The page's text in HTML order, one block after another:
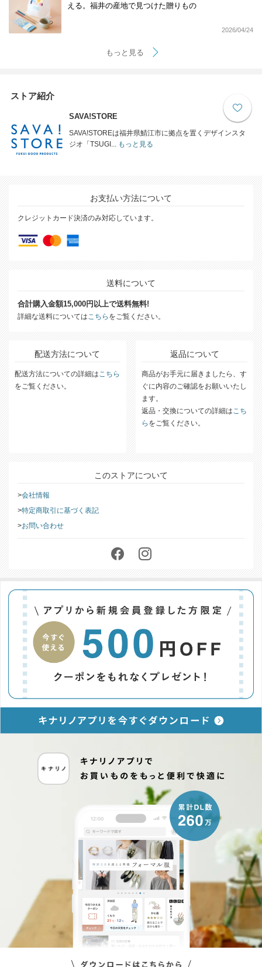
える。福井の産地で見つけた贈りもの
2026/04/24
もっと見る
ストア紹介
SAVA!STORE
SAVA!STOREは福井県鯖江市に拠点を置くデザインスタ
ジオ「TSUGI...もっと見る
お支払い方法について
クレジットカード決済のみ対応しています。
送料について
合計購入金額15,000円以上で送料無料!
詳細な送料についてはこちら をご覧ください。
配送方法について
配送方法についての詳細はこちら
をご覧ください。
返品について
商品がお手元に届きましたら、す
ぐに内容のご確認をお願いいたし
ます。
返品・交換についての詳細はこち
ら をご覧ください。
このストアについて
会社情報
特定商取引に基づく表記
お問い合わせ